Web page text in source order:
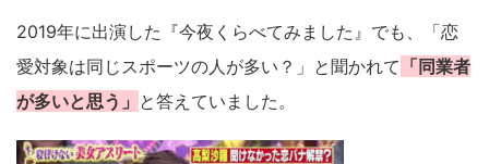
2019年に出演した『今夜くらべてみました』でも、「恋
愛対象は同じスポーツの人が多い？」と聞かれて 「同業者
が多いと思う」 と答えていました。